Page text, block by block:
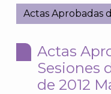
Actas Aprobadas
Actas
Sesiones
de 2012